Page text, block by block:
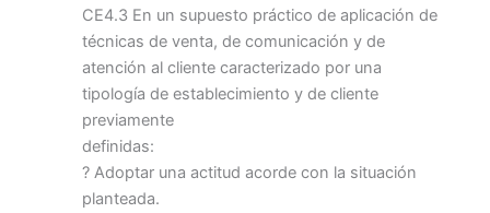
CE4.3 En un supuesto práctico de aplicación de
técnicas de venta, de comunicación y de
atención al cliente caracterizado por una
tipología de establecimiento y de cliente
previamente
definidas:
? Adoptar una actitud acorde con la situación
planteada.